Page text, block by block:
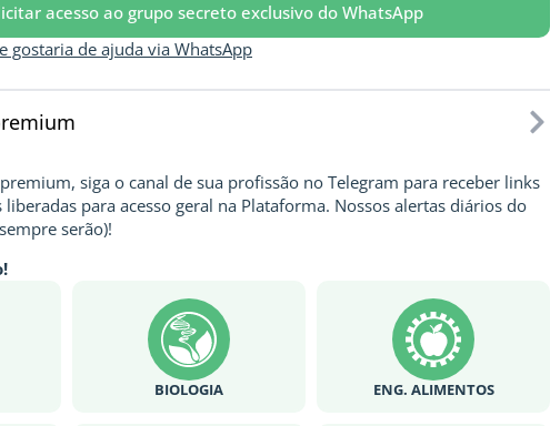
acesso ao grupo secreto exclusivo do WhatsApp
gostaria de ajuda via WhatsApp
siga o canal de sua profissão no Telegram para receber links
para acesso geral na Plataforma. Nossos alertas diários do
serão)!
BIOLOGIA ENG. ALIMENTOS